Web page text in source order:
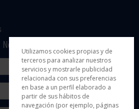
Utilizamos cookies propias y de
terceros para analizar nuestros
servicios y mostrarle publicidad
relacionada con sus preferencias
en base a un perfil elaborado a
partir de sus hábitos de
navegación (por ejemplo, páginas